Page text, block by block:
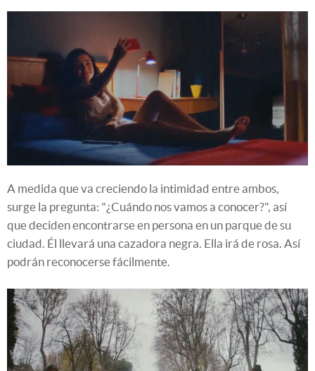
A medida que va creciendo la intimidad entre ambos,
surge la pregunta: "¿Cuándo nos vamos a conocer?", así
que deciden encontrarse en persona en un parque de su
ciudad. Él llevará una cazadora negra. Ella irá de rosa. Así
podrán reconocerse fácilmente.